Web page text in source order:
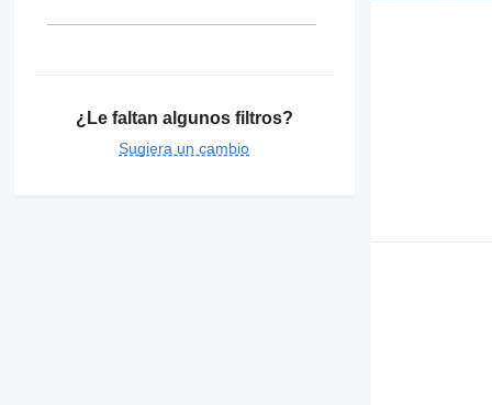
¿Le faltan algunos filtros?
Sugiera un cambio